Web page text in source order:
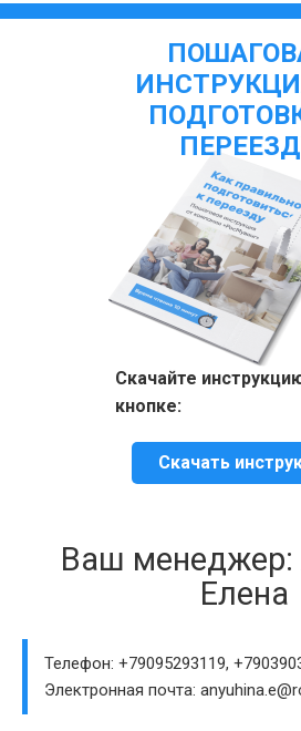
Скачайте
кнопке:
Скачать
Ваш
Елена
Телефон: +79095293119,
Электронная почта: